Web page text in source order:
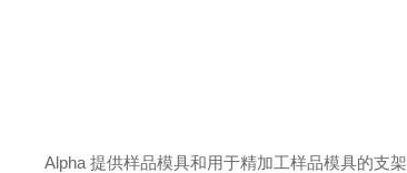
Alpha 提供样品模具和用于精加工样品模具的支架